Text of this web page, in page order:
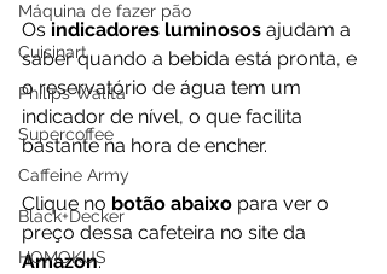
Máquina de fazer pão
Cuisinart
Philips Walita
Supercoffee
Caffeine Army
Black+Decker
HOMOKUS
Os indicadores luminosos ajudam a
saber quando a bebida está pronta, e
o reservatório de água tem um
indicador de nível, o que facilita
bastante na hora de encher.
Clique no botão abaixo para ver o
preço dessa cafeteira no site da
Amazon.